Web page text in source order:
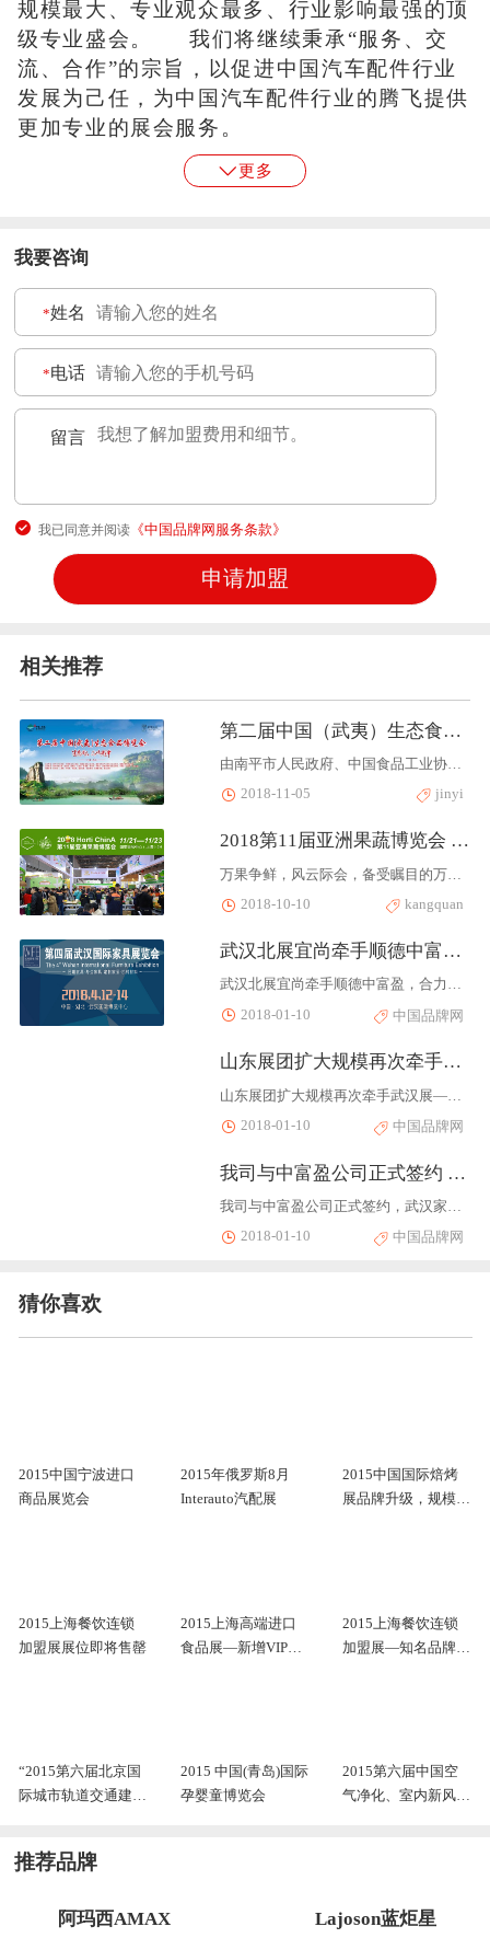
规模最大、专业观众最多、行业影响最强的顶
级专业盛会。 我们将继续秉承“服务、交
流、合作”的宗旨，以促进中国汽车配件行业
发展为己任，为中国汽车配件行业的腾飞提供
更加专业的展会服务。
更多
我要咨询
*姓名
*电话
留言
我已同意并阅读《中国品牌网服务条款》
相关推荐
第二届中国（武夷）生态食品博览会即将举行
由南平市人民政府、中国食品工业协会等单位共同举办的第二届中国（武夷）生态食品博览会定于2018年11月14日至2018年11月16日在光泽县体育中心举行。博览会将进一步扩大南平市绿色食品影响力，全面提升“武夷山水”品牌知名度，促进产业提升和融合，让“绿水青山”转化为“金山银山”。据了解，目前第二届中国（武夷）生态食品博览会已进入参展招募中后期阶段，南平市生态食品产业相关从业者积极参展，同时来自北京、上海、广西、台湾以及福建等多地市的参展商亦踊跃报名，展位供不应求，博览会规模与质量令人期待。...
2018-11-05
jinyi
2018第11届亚洲果蔬博览会 万果风云会将于11月底在上海
万果争鲜，风云际会，备受瞩目的万果风云会来了!2018亚洲果蔬博览会，中国大陆遥遥领先的专业旗舰展、全球果蔬产业链展览展示国际盛会，将于11月21-23日上海国家会展中心盛大开幕。亚洲果蔬博览会是专注于产业产销对接、品牌营销及技术推广的最佳平台，每年11月在上海举办大型博览会迄今已历十届盛况，并在北京、上海、西安、广州、重庆、成都、湘潭、南宁、临沂、三亚等地均有项目成功举办经验。 ...
2018-10-10
kangquan
武汉北展宜尚牵手顺德中富盈 合力打造中部最大规模木工机械展
武汉北展宜尚牵手顺德中富盈，合力打造中部最大规模木工机械展近日，顺德中富盈展览服务公司在省、市家协领导的陪同下，考察了武汉家具企业及木工机械市场。顺德是我国木工机械及机械配件最大的集中产区，每年的顺德伦教木工机械展被视为中国木工机械行业的发展风向标；随着家具产业向内地的转移，中富盈公司作为伦教木机展的承办单位，亦将办展目光聚焦到内地的产业集聚区。已经成功举办三届的武汉家具展是中部...
2018-01-10
中国品牌网
山东展团扩大规模再次牵手武汉展——武汉家具展山东招商发布会胜利召开
山东展团扩大规模再次牵手武汉展——武汉家具展山东招商发布会胜利召开山东企业现场抢订展位组委会介绍本届概况让大众走近品牌，让品牌走进大众。山东展团只是其中一个缩影，做大众品牌第一展，武汉国际家具展期待您的莅临指导。...
2018-01-10
中国品牌网
我司与中富盈公司正式签约 武汉家具展迎来新契机
我司与中富盈公司正式签约，武汉家具展迎来新契机12月9日，第十八届中国顺德（伦教）国际木工机械博览会，广东顺德中富盈展览服务有限公司招待晚宴上，我司与中富盈公司正式签约，武汉家具展迎来新的发展契机。中富盈公司是伦教木机展的唯一承办单位，近年还陆续布局了南康木机展、成都木机展和重庆木机展。关注到中部地区家具产业的快速发展，中富盈公司一直谋求在中部落子，而武汉国际家具展创办4年来，坚持专业...
2018-01-10
中国品牌网
猜你喜欢
2015中国宁波进口
商品展览会
2015年俄罗斯8月
Interauto汽配展
2015中国国际焙烤
展品牌升级，规模创
2015上海餐饮连锁
加盟展展位即将售罄
2015上海高端进口
食品展—新增VIP服
2015上海餐饮连锁
加盟展—知名品牌领
“2015第六届北京国
际城市轨道交通建设
2015 中国(青岛)国际
孕婴童博览会
2015第六届中国空
气净化、室内新风展
推荐品牌
阿玛西AMAX Lajoson蓝炬星